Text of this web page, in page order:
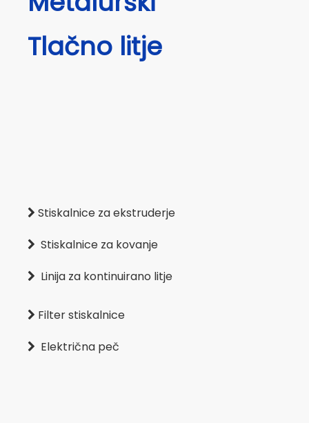
Tlačno litje
 Stiskalnice za ekstruderje
 Stiskalnice za kovanje
 Linija za kontinuirano litje
 Filter stiskalnice
 Električna peč